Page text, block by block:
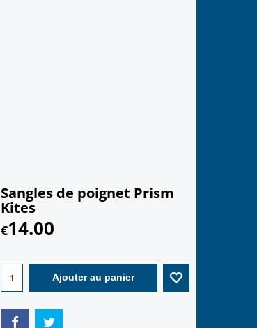
Sangles de poignet Prism
Kites
€14.00
Ajouter au panier